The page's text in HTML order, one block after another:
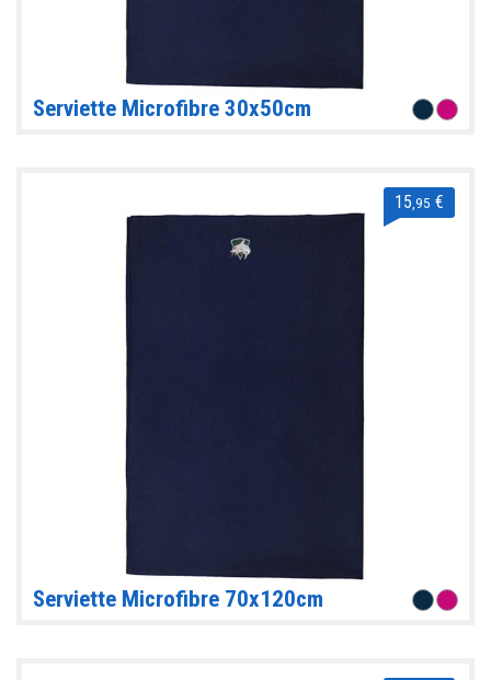
Serviette Microfibre 30x50cm
15 ,95 €
Serviette Microfibre 70x120cm